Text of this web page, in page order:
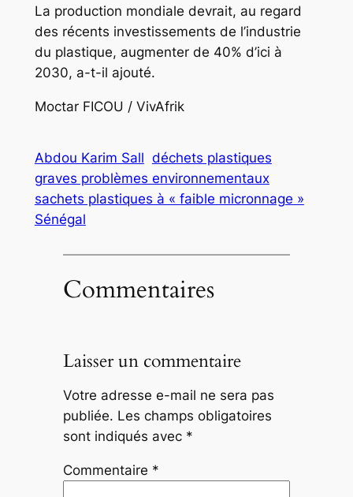
La production mondiale devrait, au regard
des récents investissements de l’industrie
du plastique, augmenter de 40% d’ici à
2030, a-t-il ajouté.
Moctar FICOU / VivAfrik
Abdou Karim Sall déchets plastiques
graves problèmes environnementaux
sachets plastiques à « faible micronnage »
Sénégal
Commentaires
Laisser un commentaire
Votre adresse e-mail ne sera pas
publiée. Les champs obligatoires
sont indiqués avec *
Commentaire *